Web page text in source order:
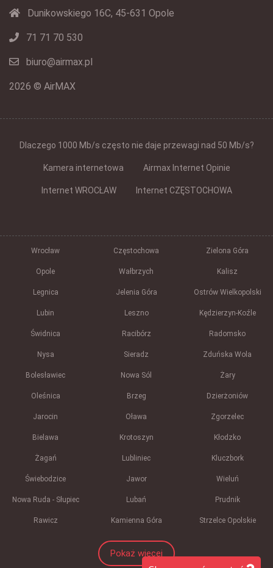
Dunikowskiego 16C, 45-631 Opole
71 71 70 530
biuro@airmax.pl
2026 © AirMAX
Dlaczego 1000 Mb/s często nie daje przewagi nad 50 Mb/s?
Kamera internetowa Airmax Internet Opinie
Internet WROCŁAW Internet CZĘSTOCHOWA
Wrocław Częstochowa Zielona Góra
Opole Wałbrzych Kalisz
Legnica Jelenia Góra Ostrów Wielkopolski
Lubin Leszno Kędzierzyn-Koźle
Świdnica Racibórz Radomsko
Nysa Sieradz Zduńska Wola
Bolesławiec Nowa Sól Żary
Oleśnica Brzeg Dzierżoniów
Jarocin Oława Zgorzelec
Bielawa Krotoszyn Kłodzko
Żagań Lubliniec Kluczbork
Świebodzice Jawor Wieluń
Nowa Ruda - Słupiec Lubań Prudnik
Rawicz Kamienna Góra Strzelce Opolskie
Pokaż więcej